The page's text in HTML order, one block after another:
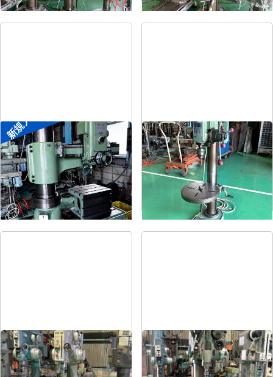
新規入荷
ラジアルボール盤
メーカー 森精機
形 式 YR3-115
年 式-
卓上ボール盤
メーカー 吉良
形 式KRT-340
式-
直立ボール盤
メーカー 吉田
直立ボール盤
メーカー 吉田